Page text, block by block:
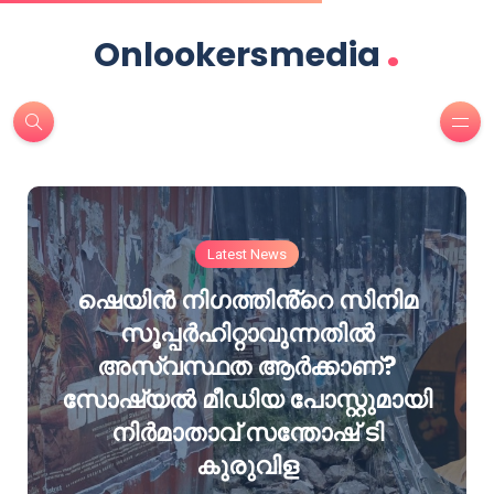
Onlookersmedia .
Latest News
ഷെയിൻ നിഗത്തിൻ്റെ സിനിമ
സൂപ്പർഹിറ്റാവുന്നതിൽ
അസ്വസ്ഥത ആർക്കാണ്?
സോഷ്യൽ മീഡിയ പോസ്റ്റുമായി
നിർമാതാവ് സന്തോഷ് ടി
കുരുവിള